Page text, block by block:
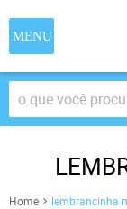
Home lembrancinha